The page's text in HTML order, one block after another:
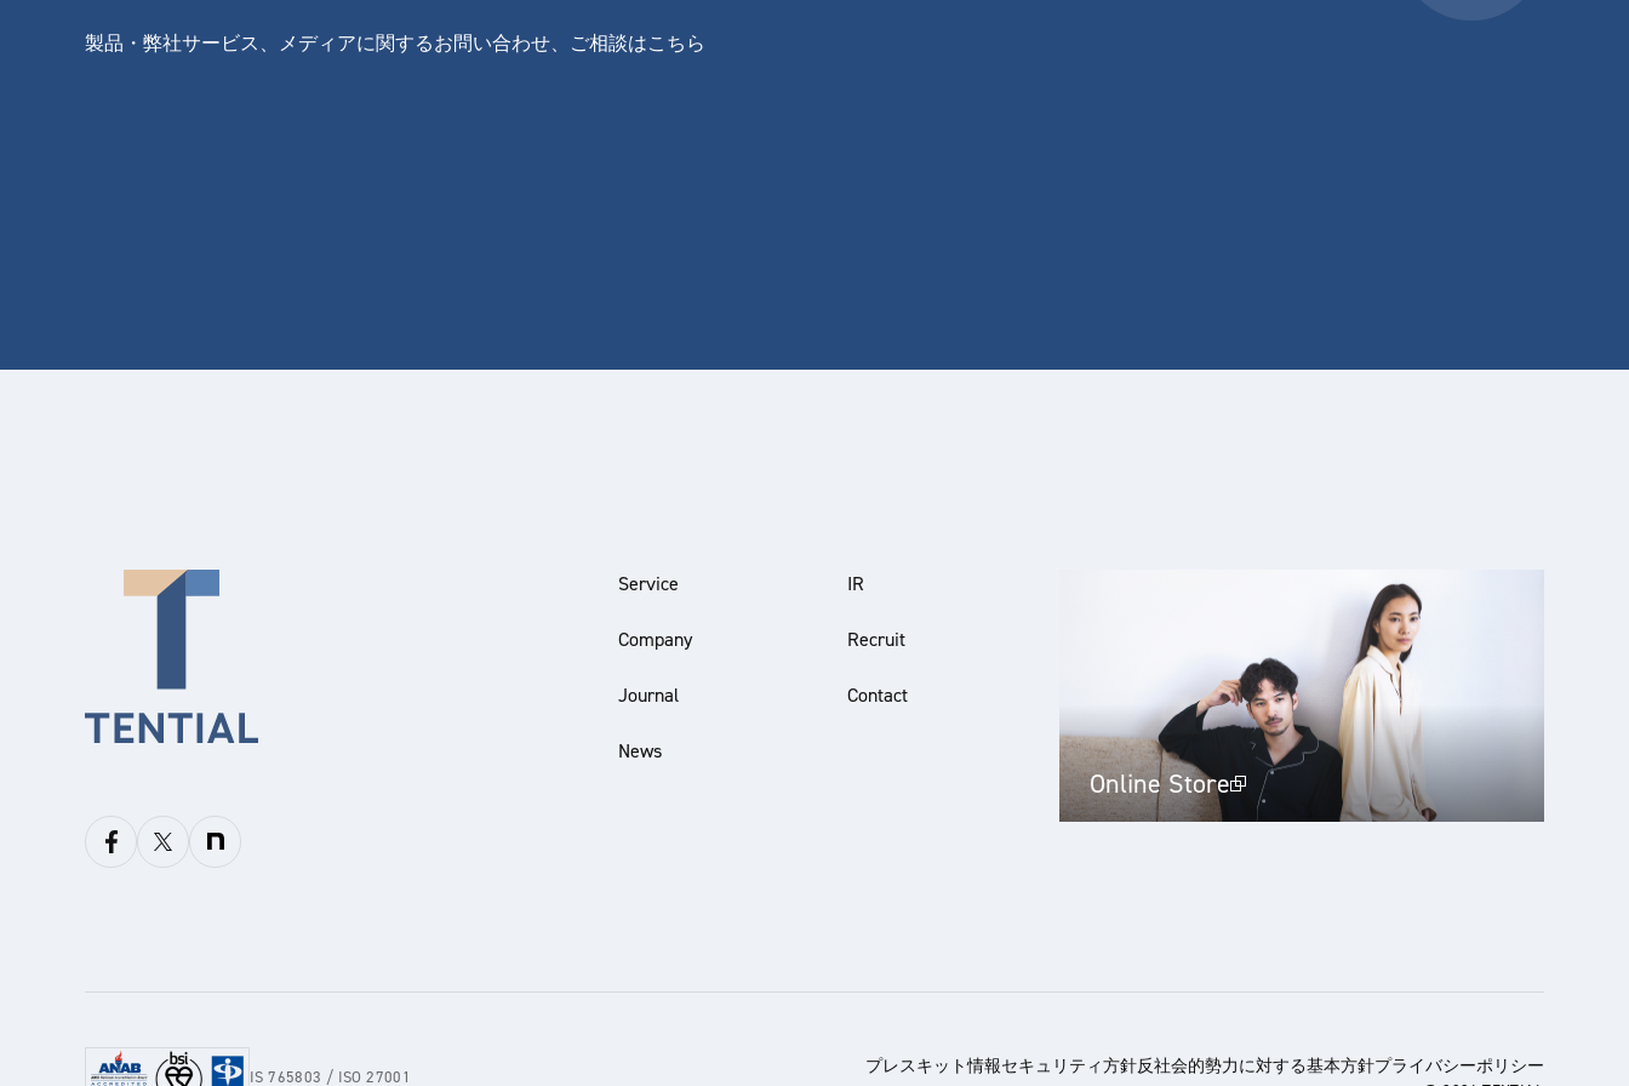
製品・弊社サービス、メディアに関するお問い合わせ、ご相談はこちら
Service
Company
Journal
News
IR
Recruit
Contact
Online Store
IS 765803 / ISO 27001
プレスキット情報セキュリティ方針反社会的勢力に対する基本方針プライバシーポリシー